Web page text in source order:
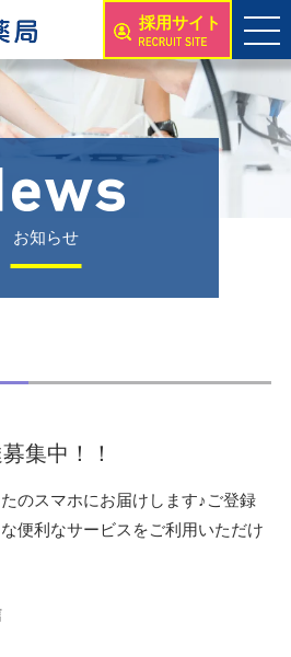
採用サイト
お知らせ
集中！！
のスマホにお届けします♪ご登録
便利なサービスをご利用いただけ